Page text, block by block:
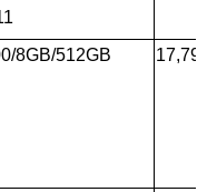
8GB/512GB